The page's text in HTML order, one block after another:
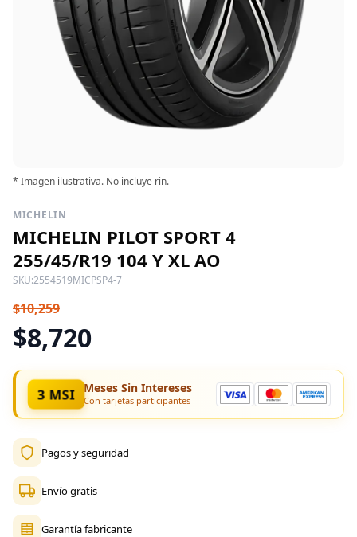
* Imagen ilustrativa. No incluye rin.
MICHELIN
MICHELIN PILOT SPORT 4
255/45/R19 104 Y XL AO
SKU:2554519MICPSP4-7
$10,259
$8,720
3 MSI Meses Sin Intereses
Con tarjetas participantes
Pagos y seguridad
Envío gratis
Garantía fabricante